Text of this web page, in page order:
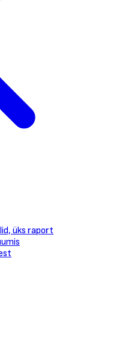
üks raport